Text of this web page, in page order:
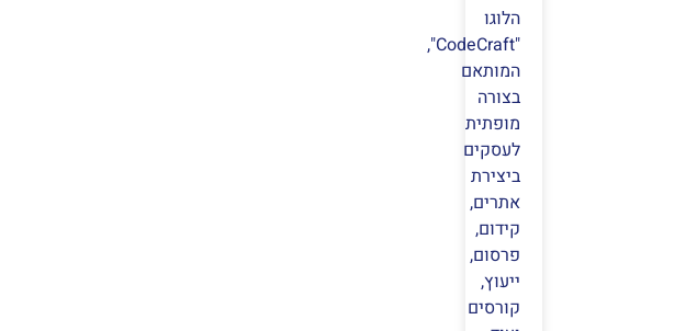
הלוגו
"CodeCraft",
המותאם
בצורה
מופתית
לעסקים
ביצירת
אתרים,
קידום,
פרסום,
ייעוץ,
קורסים